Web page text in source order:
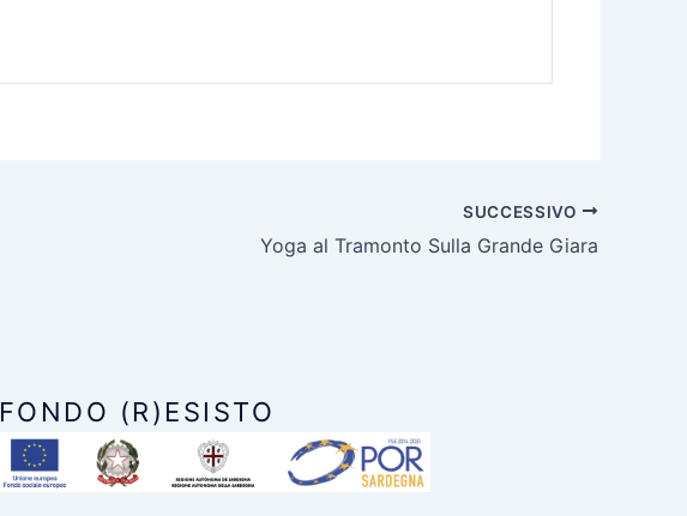
SUCCESSIVO
Yoga al Tramonto Sulla Grande Giara
FONDO (R)ESISTO